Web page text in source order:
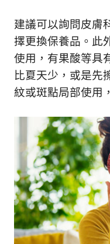
建議可以詢問皮膚
擇更換保養品。此
使用，有果酸等具
比夏天少，或是先
紋或斑點局部使用